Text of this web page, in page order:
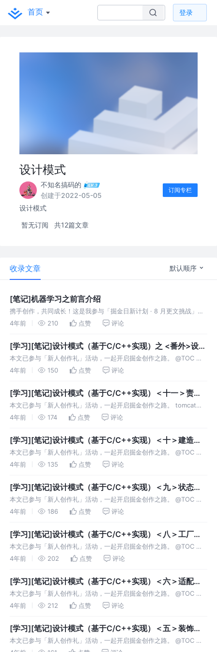
首页 登录
设计模式
不知名搞码的
创建于2022-05-05
订阅专栏
设计模式
暂无订阅 共12篇文章
收录文章 默认顺序
[笔记]机器学习之前言介绍
携手创作，共同成长！这是我参与「掘金日新计划 · 8 月更文挑战」的
第1天 前言 人工智能 人工智能：为机器赋予人的智能 机器学习 机器学
4年前 210 点赞 评论
[学习][笔记]设计模式（基于C/C++实现）之 <番外>设计
基础
本文已参与「新人创作礼」活动，一起开启掘金创作之路。 @TOC 前
言 设计原则 单一职责原则（Single Responsibility Principle） 定义
4年前 150 点赞 评论
[学习][笔记]设计模式（基于C/C++实现）＜十一＞责任
链模式
本文已参与「新人创作礼」活动，一起开启掘金创作之路。 tomcat责
任链模式解析 @TOC 责任链模式 定义 责任链模式(Chain of
4年前 174 点赞 评论
[学习][笔记]设计模式（基于C/C++实现）＜十＞建造者
模式
本文已参与「新人创作礼」活动，一起开启掘金创作之路。 @TOC 参
考 建造者模式 BuilderPattern 定义 使用场景 一步步构建的建造过程
4年前 135 点赞 评论
[学习][笔记]设计模式（基于C/C++实现）＜九＞状态模
式
本文已参与「新人创作礼」活动，一起开启掘金创作之路。 @TOC 状
态模式 状态模式|菜鸟教程 【游戏设计模式】之三 状态模式、有限状态
4年前 186 点赞 评论
[学习][笔记]设计模式（基于C/C++实现）＜八＞工厂模
式
本文已参与「新人创作礼」活动，一起开启掘金创作之路。 @TOC 工
厂模式 C++ 深入浅出工厂模式（初识篇） C++ 深入浅出工厂模式（进
4年前 202 点赞 评论
[学习][笔记]设计模式（基于C/C++实现）＜六＞适配器
模式
本文已参与「新人创作礼」活动，一起开启掘金创作之路。 @TOC 适
配器模式 定义 参考菜鸟教程 将一个类的接口转换成客户希望的另外一
可以一
4年前 212 点赞 评论
[学习][笔记]设计模式（基于C/C++实现）＜五＞装饰器
模式
本文已参与「新人创作礼」活动，一起开启掘金创作之路。 @TOC 装